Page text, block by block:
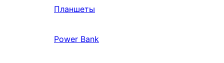
Планшеты
Power Bank